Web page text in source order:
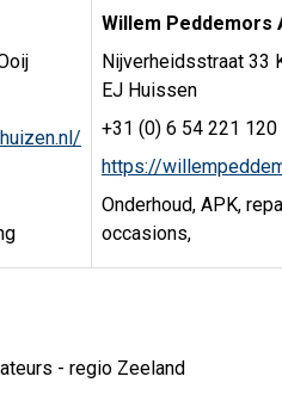
Willem Peddemors
Nijverheidsstraat 33
EJ Huissen
+31 (0) 6 54 221 120
https://
Onderhoud, APK,
occasions,
- regio Zeeland